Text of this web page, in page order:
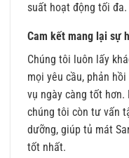
suất hoạt động tối đa.
Cam kết mang lại sự
Chúng tôi luôn lấy
mọi yêu cầu, phản
vụ ngày càng tốt hơn.
chúng tôi còn tư vấn
dưỡng, giúp tủ mát
tốt nhất.